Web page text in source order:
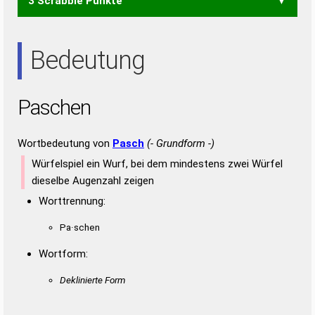
AHN AHS HAN NAH
Bedeutung
Paschen
Wortbedeutung von Pasch (- Grundform -)
Würfelspiel ein Wurf, bei dem mindestens zwei Würfel
dieselbe Augenzahl zeigen
Worttrennung:
Pa·schen
Wortform:
Deklinierte Form